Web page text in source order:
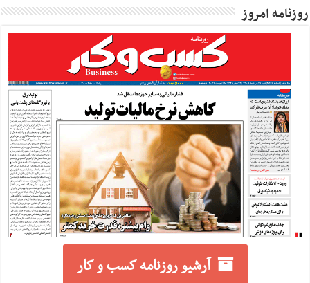
روزنامه امروز
آرشیو روزنامه کسب و کار